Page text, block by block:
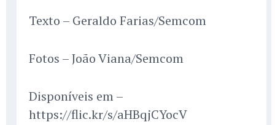
Texto – Geraldo Farias/Semcom
Fotos – João Viana/Semcom
Disponíveis em –
https://flic.kr/s/aHBqjCYocV